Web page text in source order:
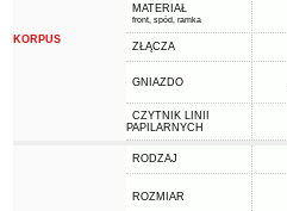
KORPUS
MATERIAŁ
front, spód, ramka
ZŁĄCZA
GNIAZDO
CZYTNIK LINII
PAPILARNYCH
RODZAJ
ROZMIAR